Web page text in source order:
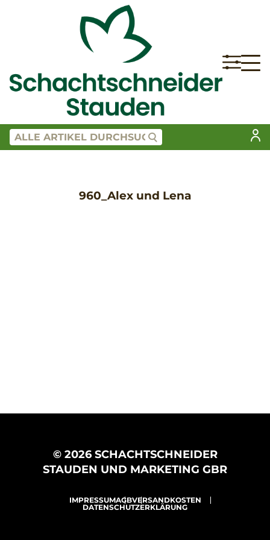
960_Alex und Lena
© 2026 SCHACHTSCHNEIDER
STAUDEN UND MARKETING GBR
IMPRESSUMAGBVERSANDKOSTEN
DATENSCHUTZERKLÄRUNG